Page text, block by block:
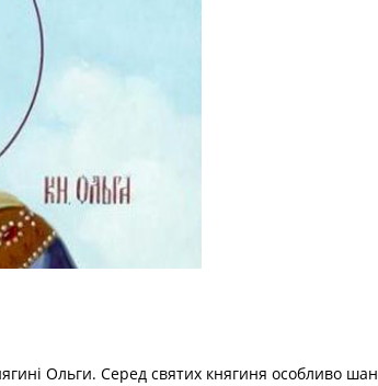
Ольги. Серед святих княгиня особливо